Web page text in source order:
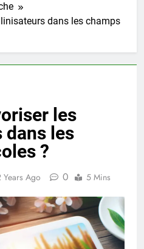
dans les champs
les
les
?
Years Ago 0 5 Mins